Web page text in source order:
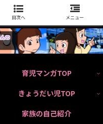
育児マンガTOP
きょうだい児TOP
家族の自己紹介
目次へ メニュー